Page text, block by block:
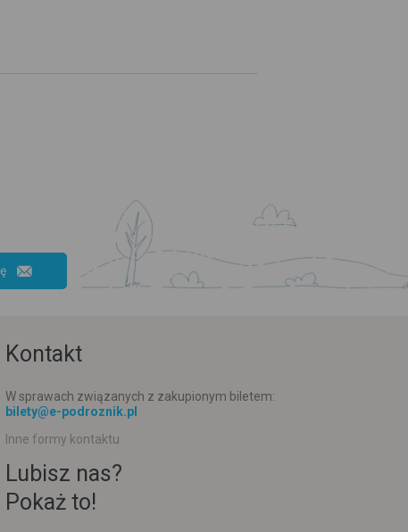
Kontakt
W sprawach związanych z zakupionym biletem:
bilety@e-podroznik.pl
Inne formy kontaktu
Lubisz nas?
Pokaż to!